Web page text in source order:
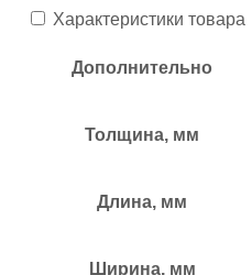
Характеристики товара
Дополнительно
Толщина, мм
Длина, мм
Ширина, мм